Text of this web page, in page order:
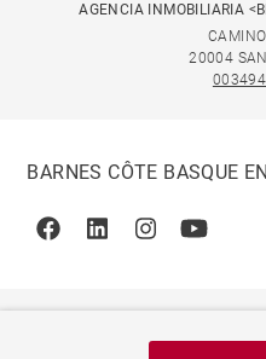
AGENCIA INMOBILIARIA
20004
BARNES CÔTE BASQUE
FacebookLinkedinInstagramYoutube